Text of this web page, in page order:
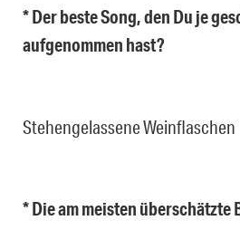
* Der beste Song, den Du je
aufgenommen hast?
Stehengelassene Weinflaschen
* Die am meisten